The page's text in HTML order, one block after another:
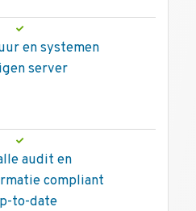
en systemen
server
audit en
compliant
to-date